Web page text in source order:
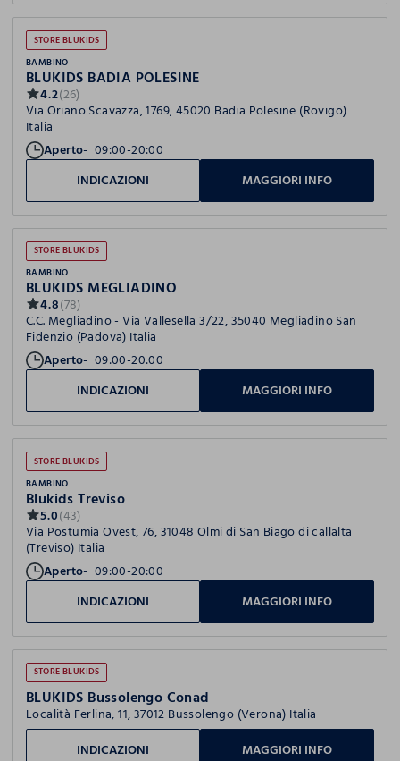
STORE BLUKIDS
BAMBINO
BLUKIDS BADIA POLESINE
4.2(26)
Via Oriano Scavazza, 1769, 45020 Badia Polesine (Rovigo)
Italia
Aperto 09:00-20:00
INDICAZIONI
MAGGIORI INFO
STORE BLUKIDS
BAMBINO
BLUKIDS MEGLIADINO
4.8(78)
C.C. Megliadino - Via Vallesella 3/22, 35040 Megliadino San
Fidenzio (Padova) Italia
Aperto 09:00-20:00
INDICAZIONI
MAGGIORI INFO
STORE BLUKIDS
BAMBINO
Blukids Treviso
5.0(43)
Via Postumia Ovest, 76, 31048 Olmi di San Biago di callalta
(Treviso) Italia
Aperto 09:00-20:00
INDICAZIONI
MAGGIORI INFO
STORE BLUKIDS
BLUKIDS Bussolengo Conad
Località Ferlina, 11, 37012 Bussolengo (Verona) Italia
INDICAZIONI
MAGGIORI INFO